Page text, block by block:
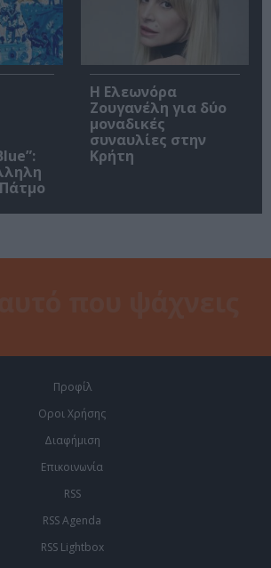
Η Ελεωνόρα
Ζουγανέλη για δύο
μοναδικές
συναυλίες στην
Κρήτη
Προφίλ
Οροι Χρήσης
Διαφήμιση
Επικοινωνία
RSS
RSS Agenda
RSS Lightbox